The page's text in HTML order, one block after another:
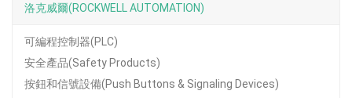
洛克威爾(ROCKWELL AUTOMATION)
可編程控制器(PLC)
安全產品(Safety Products)
按鈕和信號設備(Push Buttons & Signaling Devices)